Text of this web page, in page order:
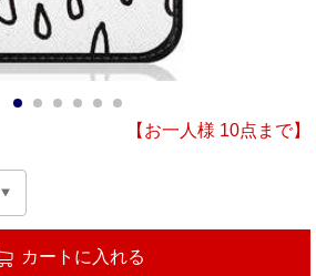
【お一人様 10点まで】
カートに入れる